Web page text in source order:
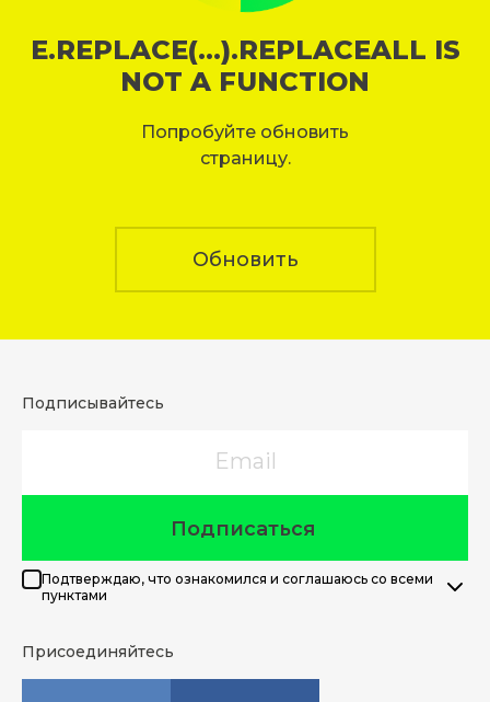
E.REPLACE(...).REPLACEALL IS
NOT A FUNCTION
Попробуйте обновить
страницу.
Обновить
Подписывайтесь
Подписаться
Подтверждаю, что ознакомился и соглашаюсь со всеми
пунктами
Присоединяйтесь